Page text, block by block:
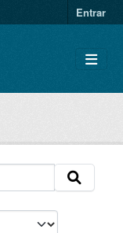
Entrar